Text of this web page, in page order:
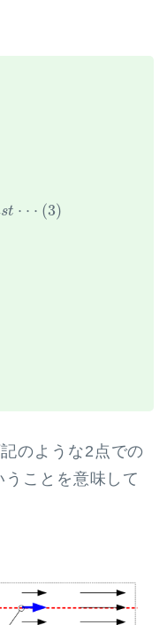
st ⋅ ⋅ ⋅ (3)
のような2点での
ことを意味して